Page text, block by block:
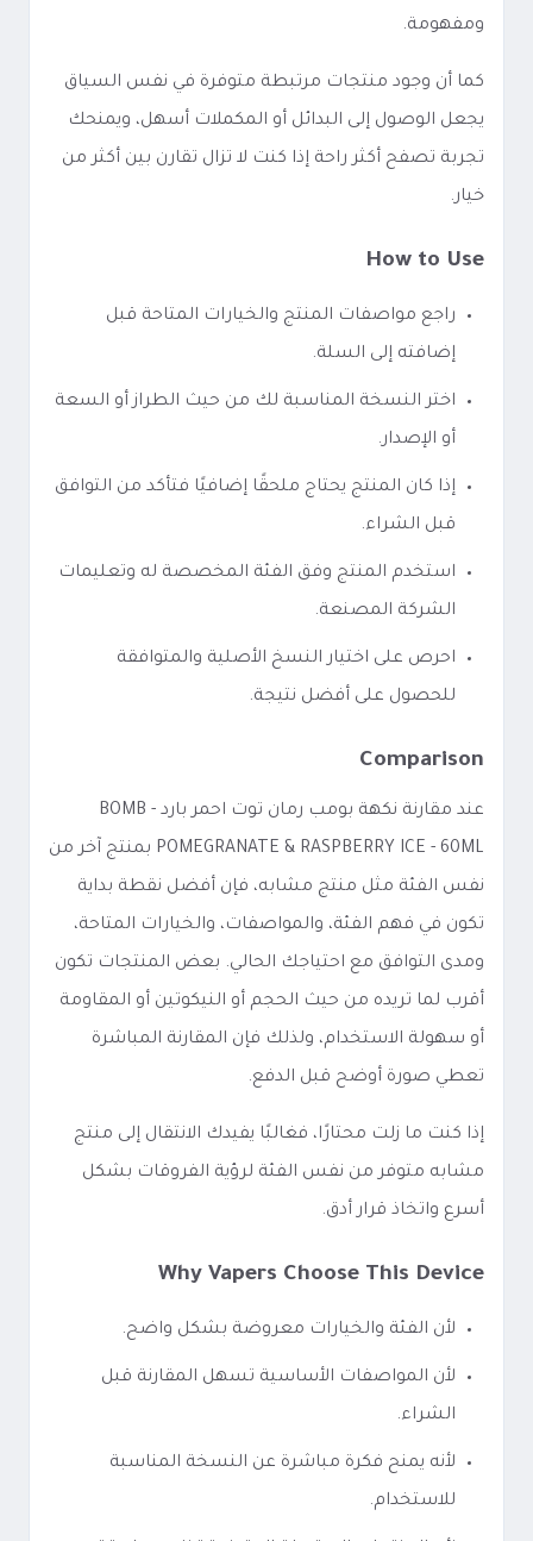
ومفهومة.
كما أن وجود منتجات مرتبطة متوفرة في نفس السياق
يجعل الوصول إلى البدائل أو المكملات أسهل، ويمنحك
تجربة تصفح أكثر راحة إذا كنت لا تزال تقارن بين أكثر من
خيار.
How to Use
راجع مواصفات المنتج والخيارات المتاحة قبل
إضافته إلى السلة.
اختر النسخة المناسبة لك من حيث الطراز أو السعة
أو الإصدار.
إذا كان المنتج يحتاج ملحقًا إضافيًا فتأكد من التوافق
قبل الشراء.
استخدم المنتج وفق الفئة المخصصة له وتعليمات
الشركة المصنعة.
احرص على اختيار النسخ الأصلية والمتوافقة
للحصول على أفضل نتيجة.
Comparison
عند مقارنة نكهة بومب رمان توت احمر بارد - BOMB
POMEGRANATE & RASPBERRY ICE - 60ML بمنتج آخر من
نفس الفئة مثل منتج مشابه، فإن أفضل نقطة بداية
تكون في فهم الفئة، والمواصفات، والخيارات المتاحة،
ومدى التوافق مع احتياجك الحالي. بعض المنتجات تكون
أقرب لما تريده من حيث الحجم أو النيكوتين أو المقاومة
أو سهولة الاستخدام، ولذلك فإن المقارنة المباشرة
تعطي صورة أوضح قبل الدفع.
إذا كنت ما زلت محتارًا، فغالبًا يفيدك الانتقال إلى منتج
مشابه متوفر من نفس الفئة لرؤية الفروقات بشكل
أسرع واتخاذ قرار أدق.
Why Vapers Choose This Device
لأن الفئة والخيارات معروضة بشكل واضح.
لأن المواصفات الأساسية تسهل المقارنة قبل
الشراء.
لأنه يمنح فكرة مباشرة عن النسخة المناسبة
للاستخدام.